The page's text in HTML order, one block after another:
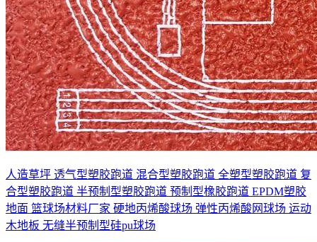
人造草坪 透气型塑胶跑道 混合型塑胶跑道 全塑型塑胶跑道 复
合型塑胶跑道 半预制型塑胶跑道 预制型橡胶跑道 EPDM塑胶
地面 篮球场材料厂家 硬地丙烯酸球场 弹性丙烯酸网球场 运动
木地板 无缝半预制型硅pu球场